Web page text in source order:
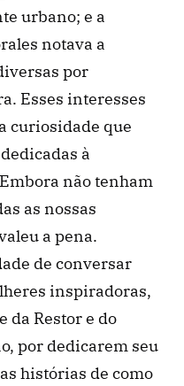
urbano; e a
notava a
por
Esses interesses
curiosidade que
à
não tenham
as nossas
a pena.
de conversar
inspiradoras,
da Restor e do
por dedicarem seu
histórias de como